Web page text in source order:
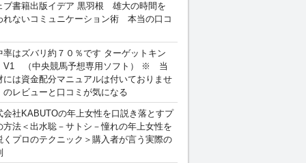
ブ書籍出版イデア 黒羽根 雄大の時間を
れないコミュニケーション術 本当の口コ
率はズバリ約７０％です ターゲットキン
（中央競馬予想専用ソフト） ※ 当
には資金配分マニュアルは付いておりませ
のレビューと口コミが気になる
会社KABUTOの年上女性を口説き落とすプ
方法＜出水聡－サトシ－憧れの年上女性を
くプロのテクニック＞購入者が言う実際の